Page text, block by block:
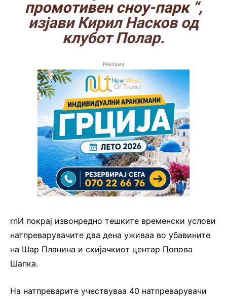
промотивен сноу-парк “,
изјави Кирил Насков од
клубот Полар.
Реклама
rnИ покрај извонредно тешките временски услови
натпреварувачите два дена уживаа во убавините
на Шар Планина и скијачкиот центар Попова
Шапка.
На натпреварите учествуваа 40 натпреварувачи